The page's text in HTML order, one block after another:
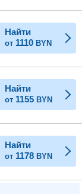
Найти
от 1110 BYN
Найти
от 1155 BYN
Найти
от 1178 BYN